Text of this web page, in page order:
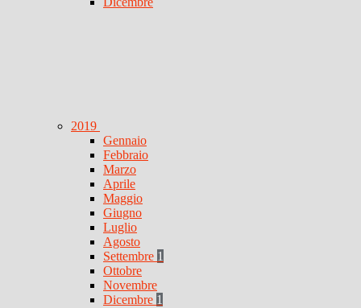
2019
Gennaio
Febbraio
Marzo
Aprile
Maggio
Giugno
Luglio
Agosto
Settembre 1
Ottobre
Novembre
Dicembre 1